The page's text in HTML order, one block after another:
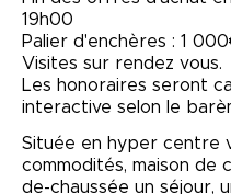
19h00
Palier d'enchères : 1
Visites sur rendez vous.
Les honoraires seront
interactive selon le
Située en hyper centre
commodités, maison de
de-chaussée un séjour,